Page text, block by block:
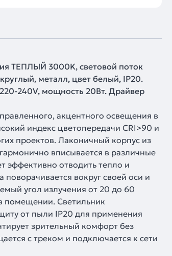
ТЕПЛЫЙ 3000K, световой поток
металл, цвет белый, IP20.
240V, мощность 20Вт. Драйвер
акцентного освещения в
индекс цветопередачи CRI>90 и
проектов. Лаконичный корпус из
вписывается в различные
эффективно отводить тепло и
вокруг своей оси и
угол излучения от 20 до 60
помещении. Светильник
от пыли IP20 для применения
зрительный комфорт без
с треком и подключается к сети